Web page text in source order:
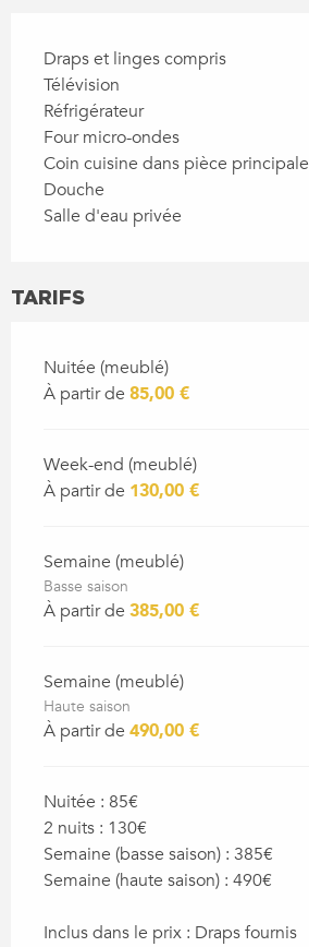
Draps et linges compris
Télévision
Réfrigérateur
Four micro-ondes
Coin cuisine dans pièce principale
Douche
Salle d'eau privée
TARIFS
Nuitée (meublé)
À partir de 85,00 €
Week-end (meublé)
À partir de 130,00 €
Semaine (meublé)
Basse saison
À partir de 385,00 €
Semaine (meublé)
Haute saison
À partir de 490,00 €
Nuitée : 85€
2 nuits : 130€
Semaine (basse saison) : 385€
Semaine (haute saison) : 490€
Inclus dans le prix : Draps fournis